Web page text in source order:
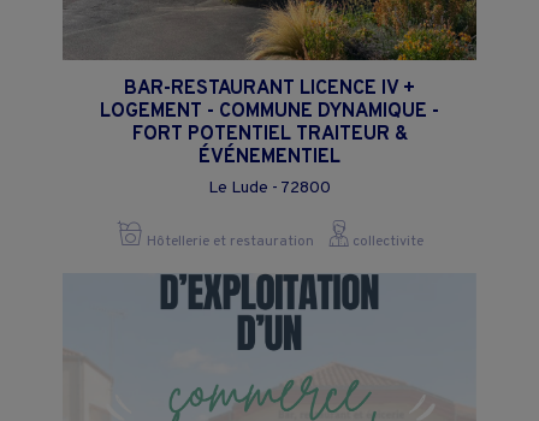
BAR-RESTAURANT LICENCE IV +
LOGEMENT - COMMUNE DYNAMIQUE -
FORT POTENTIEL TRAITEUR &
ÉVÉNEMENTIEL
Le Lude - 72800
Hôtellerie et restauration collectivite